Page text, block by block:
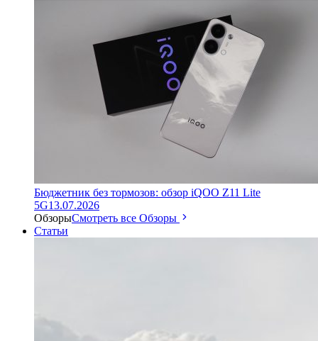
Бюджетник без тормозов: обзор iQOO Z11 Lite
5G13.07.2026
ОбзорыСмотреть все Обзоры
Статьи